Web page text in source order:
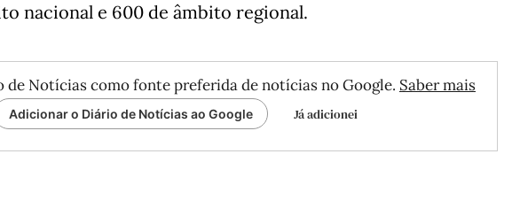
nacional e 600 de âmbito regional.
de Notícias como fonte preferida de notícias no Google. Saber mais
Adicionar o Diário de Notícias ao Google Já adicionei